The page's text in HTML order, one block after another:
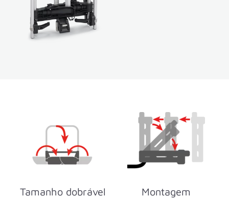
Tamanho dobrável
Montagem